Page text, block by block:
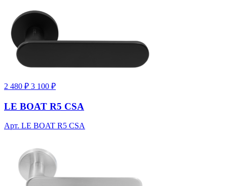
2 480 ₽ 3 100 ₽
LE BOAT R5 CSA
Арт. LE BOAT R5 CSA